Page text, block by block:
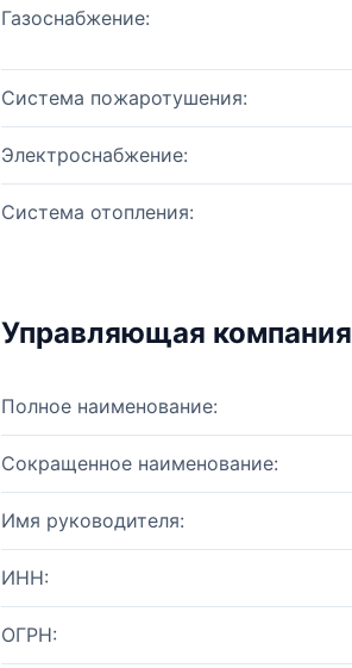
Газоснабжение:
Система пожаротушения:
Электроснабжение:
Система отопления:
Управляющая компания
Полное наименование:
Сокращенное наименование:
Имя руководителя:
ИНН:
ОГРН: